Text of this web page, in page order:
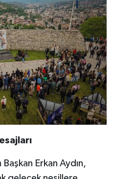
Erkan Aydın,